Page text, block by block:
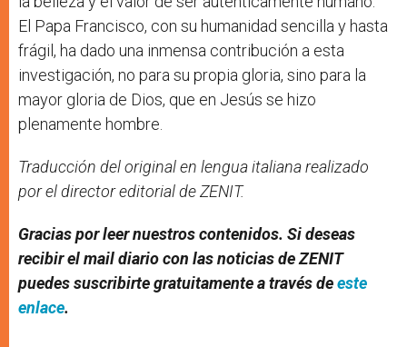
El Papa Francisco, con su humanidad sencilla y hasta
frágil, ha dado una inmensa contribución a esta
investigación, no para su propia gloria, sino para la
mayor gloria de Dios, que en Jesús se hizo
plenamente hombre.
Traducción del original en lengua italiana realizado
por el director editorial de ZENIT.
Gracias por leer nuestros contenidos. Si deseas
recibir el mail diario con las noticias de ZENIT
puedes suscribirte gratuitamente a través deeste
enlace.